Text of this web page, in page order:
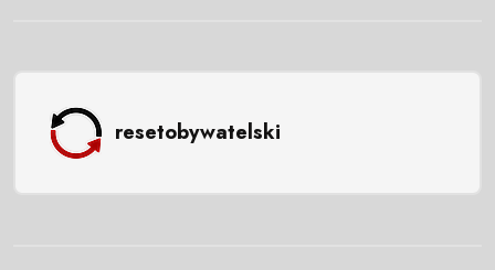
resetobywatelski